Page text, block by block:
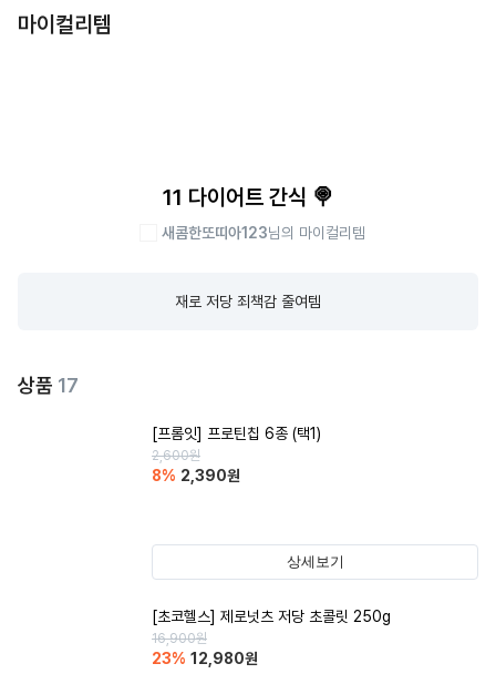
마이컬리템
11 다이어트 간식 🍭
새콤한또띠아123님의 마이컬리템
재로 저당 죄책감 줄여템
상품 17
[프롬잇] 프로틴칩 6종 (택1)
2,600원
8% 2,390원
상세보기
[초코헬스] 제로넛츠 저당 초콜릿 250g
16,900원
23% 12,980원